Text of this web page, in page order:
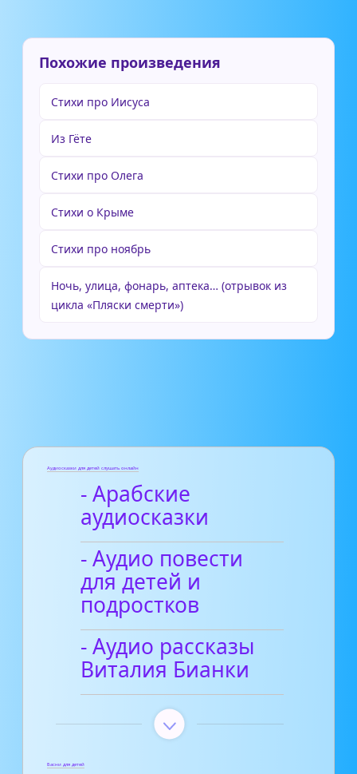
Похожие произведения
Стихи про Иисуса
Из Гёте
Стихи про Олега
Стихи о Крыме
Стихи про ноябрь
Ночь, улица, фонарь, аптека… (отрывок из
цикла «Пляски смерти»)
Аудиосказки для детей слушать онлайн
- Арабские
аудиосказки
- Аудио повести
для детей и
подростков
- Аудио рассказы
Виталия Бианки
Басни для детей